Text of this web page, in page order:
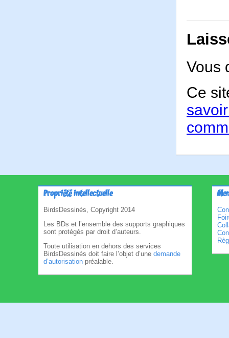
Vous
Ce
Propriété intellectuelle
BirdsDessinés, Copyright 2014
Les BDs et l’ensemble des supports graphiques
sont protégés par droit d’auteurs.
Toute utilisation en dehors des services
BirdsDessinés doit faire l’objet d’une demande
d’autorisation préalable.